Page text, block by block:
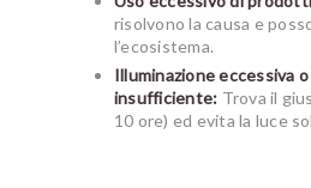
risolvono la causa e
l’ecosistema.
Illuminazione eccessiva o
insufficiente: Trova il
10 ore) ed evita la luce